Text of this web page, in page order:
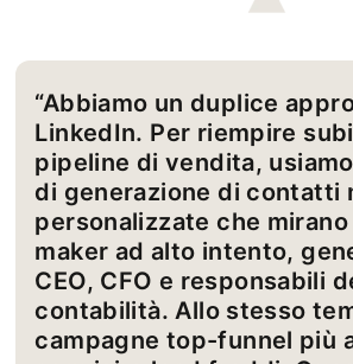
“Abbiamo un duplice
LinkedIn. Per riempire
pipeline di vendita,
di generazione di contatti
personalizzate che
maker ad alto intento,
CEO, CFO e responsabili
contabilità. Allo stesso
campagne top-funnel più